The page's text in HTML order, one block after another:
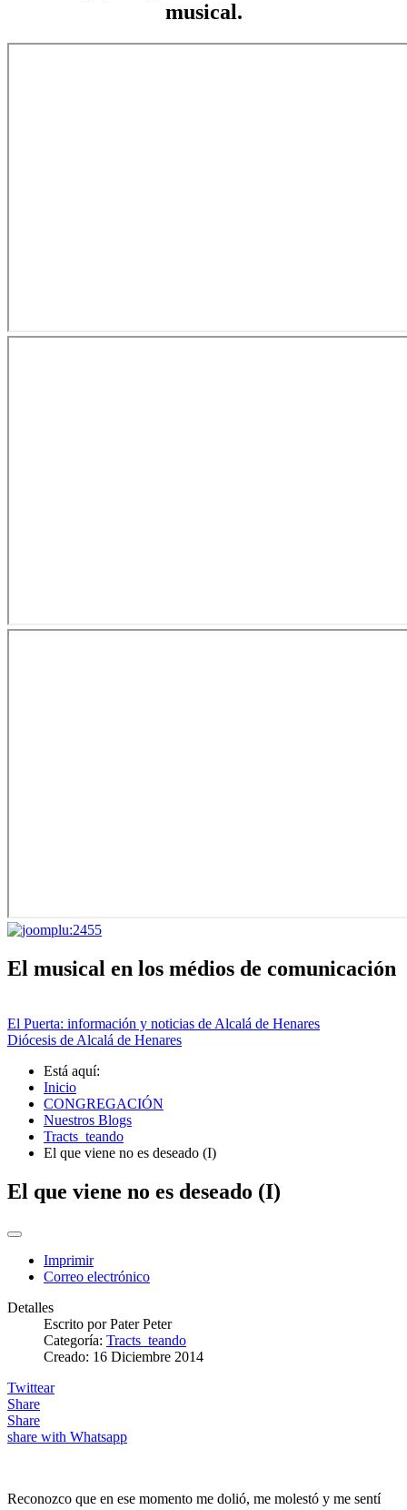
musical.
El musical en los médios de comunicación
El Puerta: información y noticias de Alcalá de Henares
Diócesis de Alcalá de Henares
Está aquí:
Inicio
CONGREGACIÓN
Nuestros Blogs
Tracts_teando
El que viene no es deseado (I)
El que viene no es deseado (I)
Imprimir
Correo electrónico
Detalles
Escrito porPater Peter
Categoría: Tracts_teando
Creado: 16 Diciembre 2014
Twittear
Share
Share
share with Whatsapp
Reconozco que en ese momento me dolió, me molestó y me sentí